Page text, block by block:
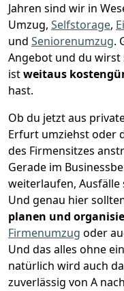
Jahren sind wir in
Umzug, Selfstorage,
und Seniorenumzug.
Angebot und du wirst
istweitaus
hast.
Ob du jetzt aus
Erfurt umziehst oder
des Firmensitzes
Gerade im
weiterlaufen, Ausfälle
Und genau hier
planen und
Firmenumzug oder
Und das alles ohne
natürlich wird auch
zuverlässig von A